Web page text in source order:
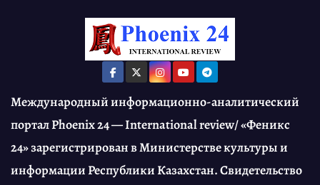
Международный информационно-аналитический
портал Phoenix 24 — International review/ «Феникс
24» зарегистрирован в Министерстве культуры и
информации Республики Казахстан. Свидетельство